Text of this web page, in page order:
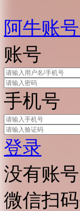
阿牛账
账号
手机号
登录
没有账号
微信扫